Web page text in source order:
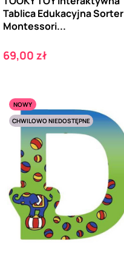
Tablica Edukacyjna Sorter
Montessori...
Cena
69,00 zł
NOWY
CHWILOWO NIEDOSTĘPNE